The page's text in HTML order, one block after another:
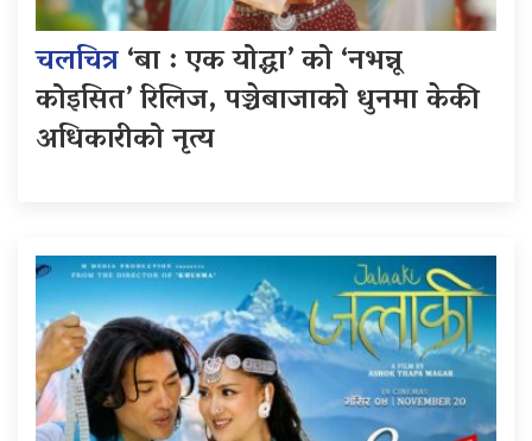
चलचित्र‘बा : एक योद्धा’ को ‘नभन्नू
कोइसित’ रिलिज, पञ्चेबाजाको धुनमा केकी
अधिकारीको नृत्य